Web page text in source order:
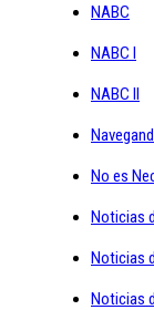
NABC
NABC I
NABC II
No es
Noticias
Noticias
Noticias